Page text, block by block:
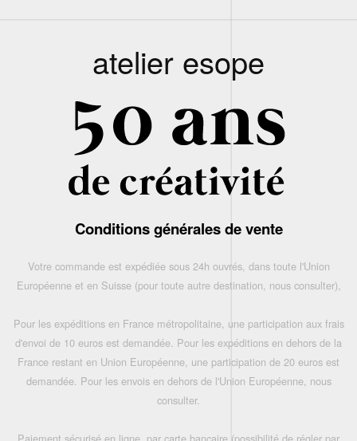
atelier esope
Conditions générales de vente
Votre commande est expédiée sous 24h ouvrés, dans toute l'Union
Européenne et en Suisse (pour toute autre destination, nous consulter),
Pour les expéditions en France métropolitaine, une participation aux frais
d'envoi de 10 euros est demandée. Pour les expéditions en dehors de la
France restant en Union Européenne, une participation de 20 euros est
demandée. Pour les envois en dehors de l'Union Européenne, nous
consulter.
Paiement sécurisé en ligne, par carte bancaire (possibilité de régler par